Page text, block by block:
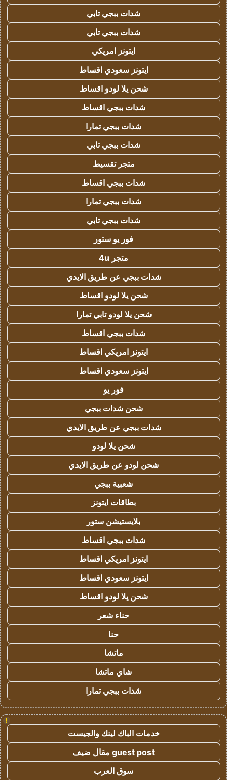
شدات ببجي تابي
شدات ببجي تابي
ايتونز امريكي
ايتونز سعودي اقساط
شحن يلا لودو اقساط
شدات ببجي اقساط
شدات ببجي تمارا
شدات ببجي تابي
متجر تقسيط
شدات ببجي اقساط
شدات ببجي تمارا
شدات ببجي تابي
فور يو ستور
متجر 4u
شدات ببجي عن طريق الايدي
شحن يلا لودو اقساط
شحن يلا لودو تابي تمارا
شدات ببجي اقساط
ايتونز امريكي اقساط
ايتونز سعودي اقساط
فور يو
شحن شدات ببجي
شدات ببجي عن طريق الايدي
شحن يلا لودو
شحن لودو عن طريق الايدي
شعبية ببجي
بطاقات ايتونز
بلايستيشن ستور
شدات ببجي اقساط
ايتونز امريكي اقساط
ايتونز سعودي اقساط
شحن يلا لودو اقساط
حناء شعر
حنا
ماتشا
شاي ماتشا
شدات ببجي تمارا
!
خدمات الباك لينك والجيست
guest post مقال ضيف
سوق العرب